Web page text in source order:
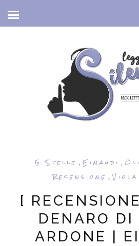
5 Stelle , Einaudi ,
Recensione ,
[
DENARO DI
ARDONE |